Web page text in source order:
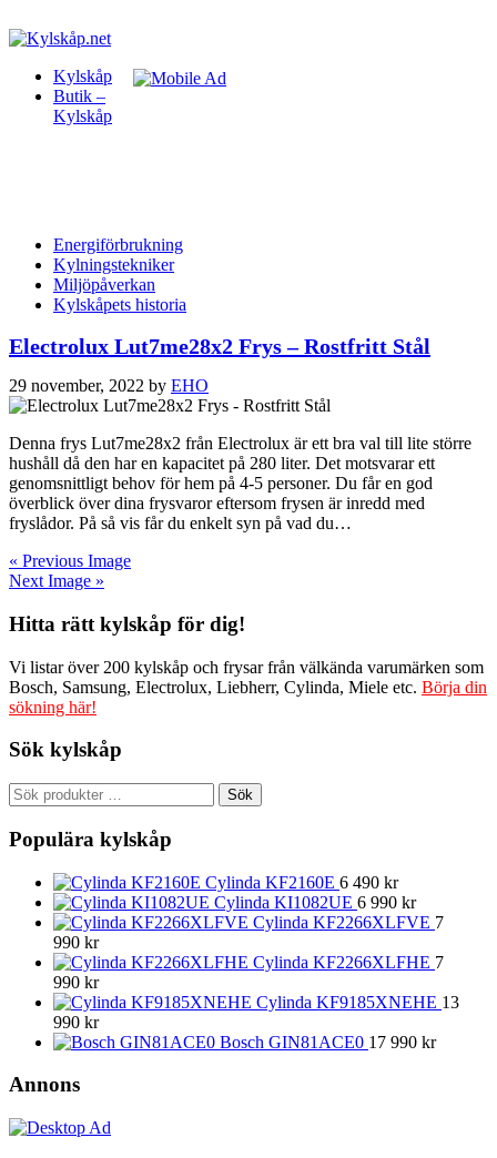
Kylskåp
Butik –
Kylskåp
Energiförbrukning
Kylningstekniker
Miljöpåverkan
Kylskåpets historia
Electrolux Lut7me28x2 Frys – Rostfritt Stål
29 november, 2022 by EHO
Denna frys Lut7me28x2 från Electrolux är ett bra val till lite större
hushåll då den har en kapacitet på 280 liter. Det motsvarar ett
genomsnittligt behov för hem på 4-5 personer. Du får en god
överblick över dina frysvaror eftersom frysen är inredd med
fryslådor. På så vis får du enkelt syn på vad du…
« Previous Image
Next Image »
Hitta rätt kylskåp för dig!
Vi listar över 200 kylskåp och frysar från välkända varumärken som
Bosch, Samsung, Electrolux, Liebherr, Cylinda, Miele etc. Börja din
sökning här!
Sök kylskåp
Sök
efter:
Sök
Populära kylskåp
Cylinda KF2160E 6 490 kr
Cylinda KI1082UE 6 990 kr
Cylinda KF2266XLFVE 7
990 kr
Cylinda KF2266XLFHE 7
990 kr
Cylinda KF9185XNEHE 13
990 kr
Bosch GIN81ACE0 17 990 kr
Annons